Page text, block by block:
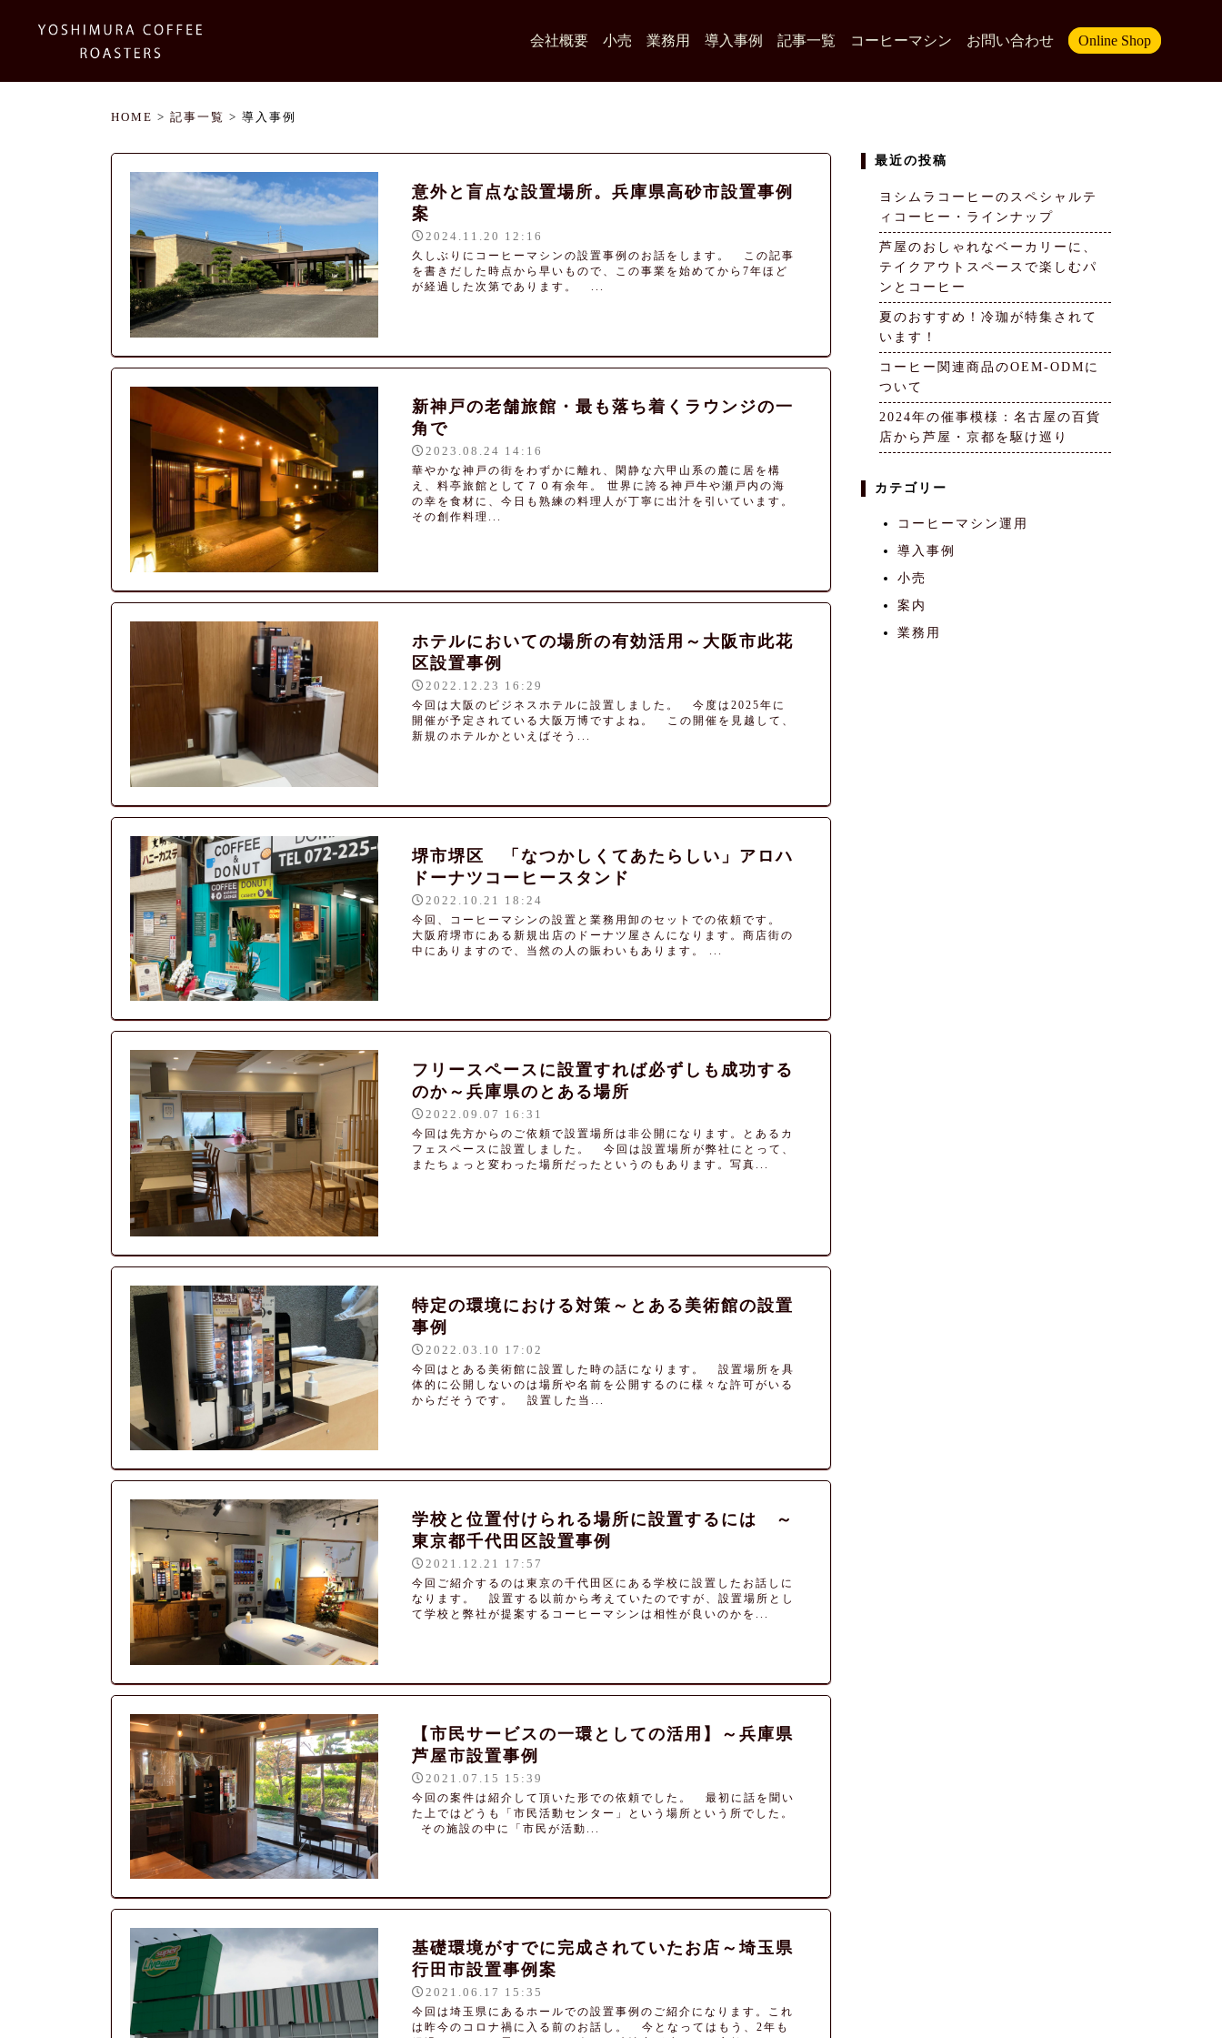
会社概要 小売 業務用 導入事例 記事一覧 コーヒーマシン お問い合わせ Online Shop
HOME > 記事一覧 > 導入事例
意外と盲点な設置場所。兵庫県高砂市設置事例
案
2024.11.20 12:16
久しぶりにコーヒーマシンの設置事例のお話をします。 この記事
を書きだした時点から早いもので、この事業を始めてから7年ほど
が経過した次第であります。 ...
新神戸の老舗旅館・最も落ち着くラウンジの一
角で
2023.08.24 14:16
華やかな神戸の街をわずかに離れ、閑静な六甲山系の麓に居を構
え、料亭旅館として７０有余年。 世界に誇る神戸牛や瀬戸内の海
の幸を食材に、今日も熟練の料理人が丁寧に出汁を引いています。
その創作料理...
ホテルにおいての場所の有効活用～大阪市此花
区設置事例
2022.12.23 16:29
今回は大阪のビジネスホテルに設置しました。 今度は2025年に
開催が予定されている大阪万博ですよね。 この開催を見越して、
新規のホテルかといえばそう...
堺市堺区 「なつかしくてあたらしい」アロハ
ドーナツコーヒースタンド
2022.10.21 18:24
今回、コーヒーマシンの設置と業務用卸のセットでの依頼です。
大阪府堺市にある新規出店のドーナツ屋さんになります。商店街の
中にありますので、当然の人の賑わいもあります。 ...
フリースペースに設置すれば必ずしも成功する
のか～兵庫県のとある場所
2022.09.07 16:31
今回は先方からのご依頼で設置場所は非公開になります。とあるカ
フェスペースに設置しました。 今回は設置場所が弊社にとって、
またちょっと変わった場所だったというのもあります。写真...
特定の環境における対策～とある美術館の設置
事例
2022.03.10 17:02
今回はとある美術館に設置した時の話になります。 設置場所を具
体的に公開しないのは場所や名前を公開するのに様々な許可がいる
からだそうです。 設置した当...
学校と位置付けられる場所に設置するには ～
東京都千代田区設置事例
2021.12.21 17:57
今回ご紹介するのは東京の千代田区にある学校に設置したお話しに
なります。 設置する以前から考えていたのですが、設置場所とし
て学校と弊社が提案するコーヒーマシンは相性が良いのかを...
【市民サービスの一環としての活用】～兵庫県
芦屋市設置事例
2021.07.15 15:39
今回の案件は紹介して頂いた形での依頼でした。 最初に話を聞い
た上ではどうも「市民活動センター」という場所という所でした。
その施設の中に「市民が活動...
基礎環境がすでに完成されていたお店～埼玉県
行田市設置事例案
2021.06.17 15:35
今回は埼玉県にあるホールでの設置事例のご紹介になります。これ
は昨今のコロナ禍に入る前のお話し。 今となってはもう、2年も
最近の投稿
ヨシムラコーヒーのスペシャルテ
ィコーヒー・ラインナップ
芦屋のおしゃれなベーカリーに、
テイクアウトスペースで楽しむパ
ンとコーヒー
夏のおすすめ！冷珈が特集されて
います！
コーヒー関連商品のOEM-ODMに
ついて
2024年の催事模様：名古屋の百貨
店から芦屋・京都を駆け巡り
カテゴリー
コーヒーマシン運用
導入事例
小売
案内
業務用